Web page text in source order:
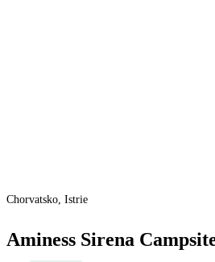
Chorvatsko, Istrie
Aminess Sirena